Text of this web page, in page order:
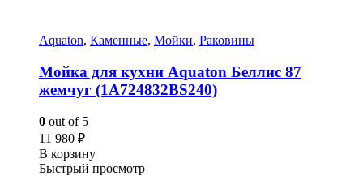
Aquaton, Каменные, Мойки, Раковины
Мойка для кухни Aquaton Беллис 87
жемчуг (1A724832BS240)
0 out of 5
11 980 ₽
В корзину
Быстрый просмотр